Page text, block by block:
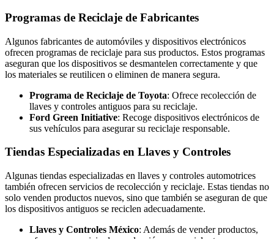
Programas de Reciclaje de Fabricantes
Algunos fabricantes de automóviles y dispositivos electrónicos
ofrecen programas de reciclaje para sus productos. Estos programas
aseguran que los dispositivos se desmantelen correctamente y que
los materiales se reutilicen o eliminen de manera segura.
Programa de Reciclaje de Toyota: Ofrece recolección de
llaves y controles antiguos para su reciclaje.
Ford Green Initiative: Recoge dispositivos electrónicos de
sus vehículos para asegurar su reciclaje responsable.
Tiendas Especializadas en Llaves y Controles
Algunas tiendas especializadas en llaves y controles automotrices
también ofrecen servicios de recolección y reciclaje. Estas tiendas no
solo venden productos nuevos, sino que también se aseguran de que
los dispositivos antiguos se reciclen adecuadamente.
Llaves y Controles México: Además de vender productos,